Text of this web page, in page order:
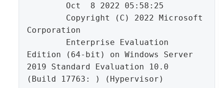
Corporation
Edition (64-bit) on Windows Server
(Build 17763: ) (Hypervisor)